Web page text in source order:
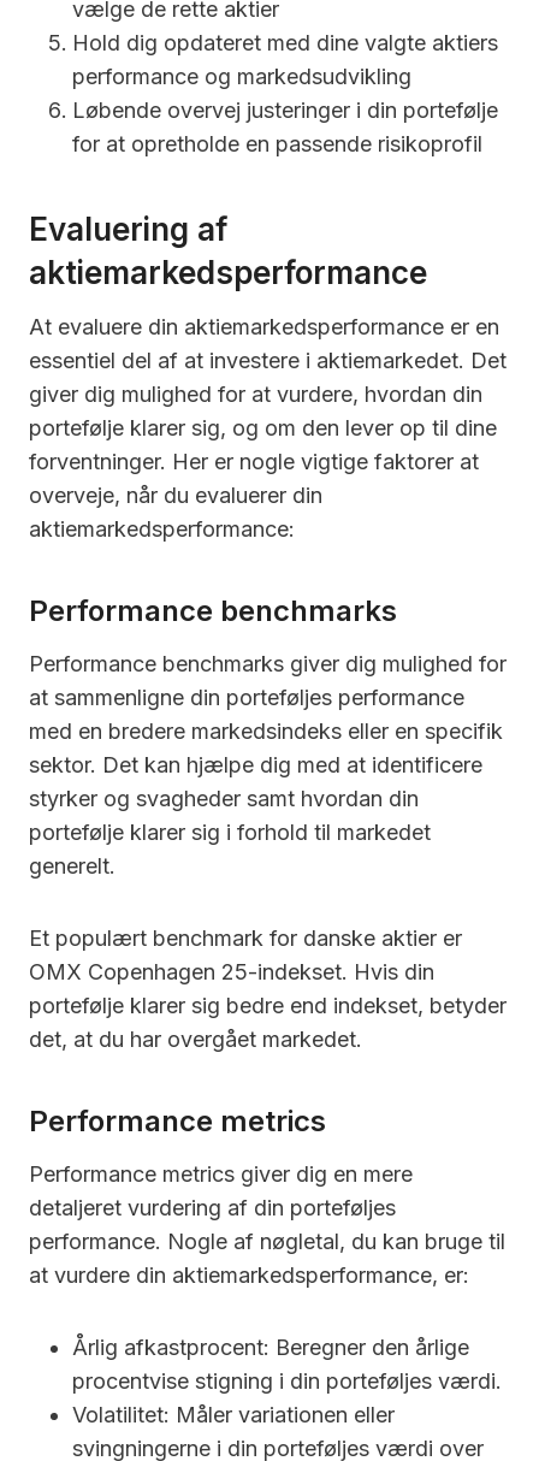
vælge de rette aktier
Hold dig opdateret med dine valgte aktiers
performance og markedsudvikling
Løbende overvej justeringer i din portefølje
for at opretholde en passende risikoprofil
Evaluering af
aktiemarkedsperformance
At evaluere din aktiemarkedsperformance er en
essentiel del af at investere i aktiemarkedet. Det
giver dig mulighed for at vurdere, hvordan din
portefølje klarer sig, og om den lever op til dine
forventninger. Her er nogle vigtige faktorer at
overveje, når du evaluerer din
aktiemarkedsperformance:
Performance benchmarks
Performance benchmarks giver dig mulighed for
at sammenligne din porteføljes performance
med en bredere markedsindeks eller en specifik
sektor. Det kan hjælpe dig med at identificere
styrker og svagheder samt hvordan din
portefølje klarer sig i forhold til markedet
generelt.
Et populært benchmark for danske aktier er
OMX Copenhagen 25-indekset. Hvis din
portefølje klarer sig bedre end indekset, betyder
det, at du har overgået markedet.
Performance metrics
Performance metrics giver dig en mere
detaljeret vurdering af din porteføljes
performance. Nogle af nøgletal, du kan bruge til
at vurdere din aktiemarkedsperformance, er:
Årlig afkastprocent: Beregner den årlige
procentvise stigning i din porteføljes værdi.
Volatilitet: Måler variationen eller
svingningerne i din porteføljes værdi over